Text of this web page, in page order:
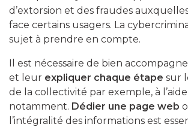
d’extorsion et des fraudes
face certains usagers. La
sujet à prendre en compte.
Il est nécessaire de bien
et leur expliquer chaque étape sur
de la collectivité par exemple, à
notamment. Dédier une page web
l’intégralité des informations est